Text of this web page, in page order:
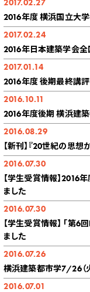
2017.02.27
2016年度 横浜国立大
2017.02.24
2016年日本建築学会全
2017.01.14
2016年度 後期最終講
2016.10.11
2016年度後期 横浜建
2016.08.29
【新刊】『20世紀の思想
2016.07.30
【学生受賞情報】2016
ました
2016.07.30
【学生受賞情報】 「第
ました
2016.07.26
横浜建築都市学7/26（
2016.07.01